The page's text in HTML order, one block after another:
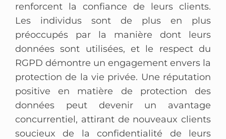
renforcent la confiance de leurs clients.
Les individus sont de plus en plus
préoccupés par la manière dont leurs
données sont utilisées, et le respect du
RGPD démontre un engagement envers la
protection de la vie privée. Une réputation
positive en matière de protection des
données peut devenir un avantage
concurrentiel, attirant de nouveaux clients
soucieux de la confidentialité de leurs